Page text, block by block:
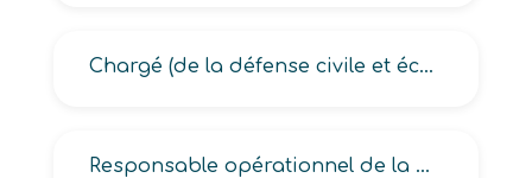
Chargé (de la défense civile et économique, de sécurité intérieure et d’ordre public, de sécurité routière)
Responsable opérationnel de la défense